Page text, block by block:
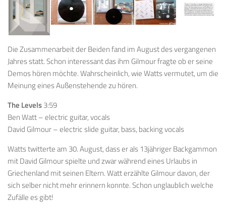
Die Zusammenarbeit der Beiden fand im August des vergangenen
Jahres statt. Schon interessant das ihm Gilmour fragte ob er seine
Demos hören möchte. Wahrscheinlich, wie Watts vermutet, um die
Meinung eines Außenstehende zu hören.
The Levels3:59
Ben Watt – electric guitar, vocals
David Gilmour – electric slide guitar, bass, backing vocals
Watts twitterte am 30. August, dass er als 13jähriger Backgammon
mit David Gilmour spielte und zwar während eines Urlaubs in
Griechenland mit seinen Eltern. Watt erzählte Gilmour davon, der
sich selber nicht mehr erinnern konnte. Schon unglaublich welche
Zufälle es gibt!